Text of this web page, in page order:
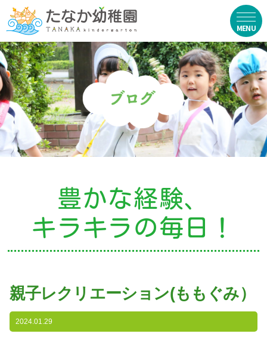
在園生向け
・資料ダウンロード
・園からのお便り
・動画
お知らせ
・ニュース
・ブログ
・園の特色
・園の一日
豊かな経験、
キラキラの毎日！
親子レクリエーション(ももぐみ）
2024.01.29